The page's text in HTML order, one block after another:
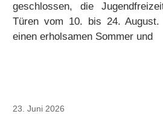
geschlossen, die
Türen vom 10. bis 24.
einen erholsamen Sommer und
23. Juni 2026